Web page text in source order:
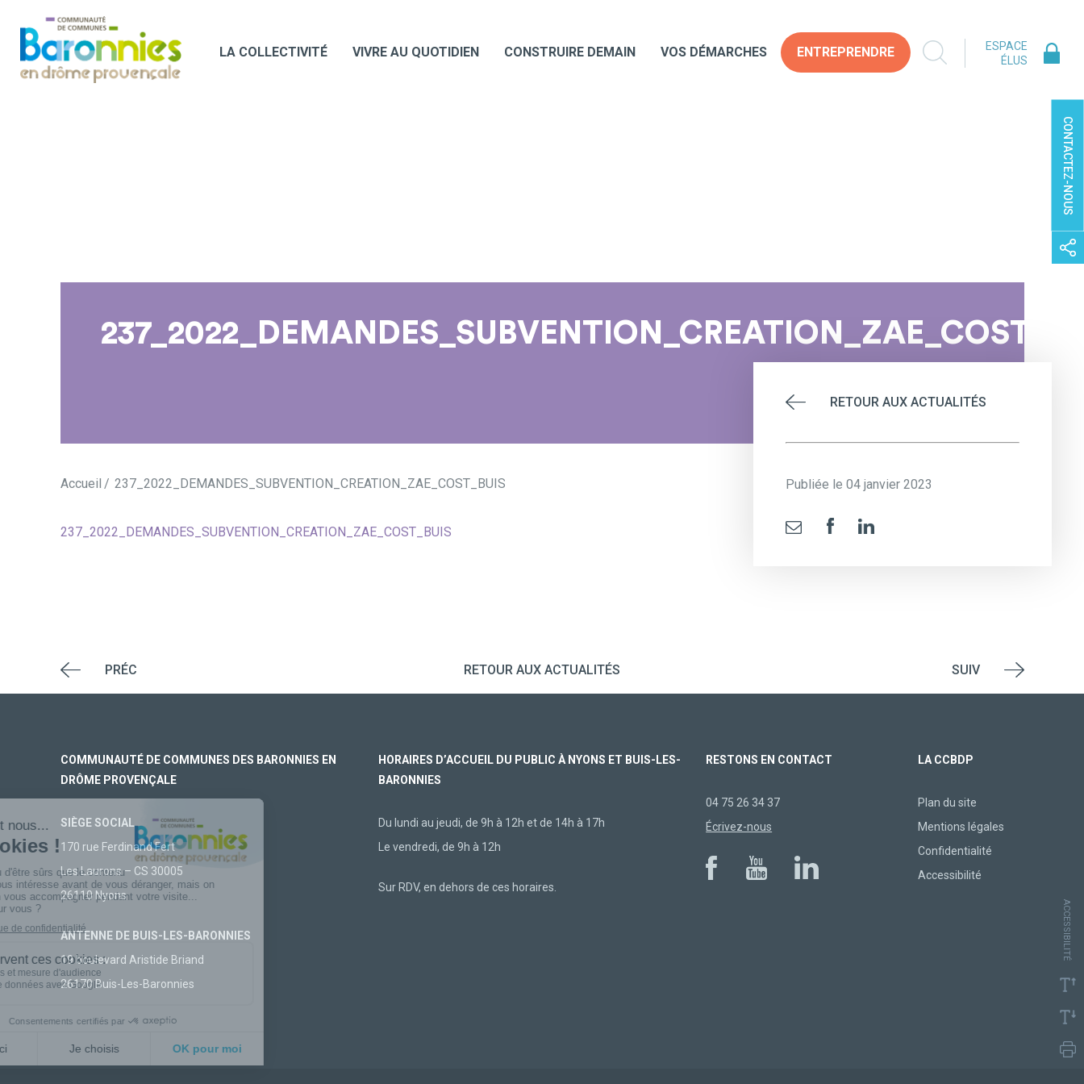
LA COLLECTIVITÉ VIVRE AU QUOTIDIEN CONSTRUIRE DEMAIN VOS DÉMARCHES ENTREPRENDRE
ESPACE
ÉLUS
CONTACTEZ-NOUS
Accueil 237_2022_DEMANDES_SUBVENTION_CREATION_ZAE_COST_BUIS
RETOUR AUX ACTUALITÉS
Publiée le 04 janvier 2023
237_2022_DEMANDES_SUBVENTION_CREATION_ZAE_COST_BUIS
PRÉC RETOUR AUX ACTUALITÉS SUIV
COMMUNAUTÉ DE COMMUNES DES BARONNIES EN
DRÔME PROVENÇALE
SIÈGE SOCIAL
170 rue Ferdinand Fert
Les Laurons – CS 30005
26110 Nyons
ANTENNE DE BUIS-LES-BARONNIES
19 boulevard Aristide Briand
26170 Buis-Les-Baronnies
HORAIRES D’ACCUEIL DU PUBLIC À NYONS ET BUIS-LES-
BARONNIES
Du lundi au jeudi, de 9h à 12h et de 14h à 17h
Le vendredi, de 9h à 12h
Sur RDV, en dehors de ces horaires.
RESTONS EN CONTACT
04 75 26 34 37
Écrivez-nous
LA CCBDP
Plan du site
Mentions légales
Confidentialité
Accessibilité
ACCESSIBILITÉ